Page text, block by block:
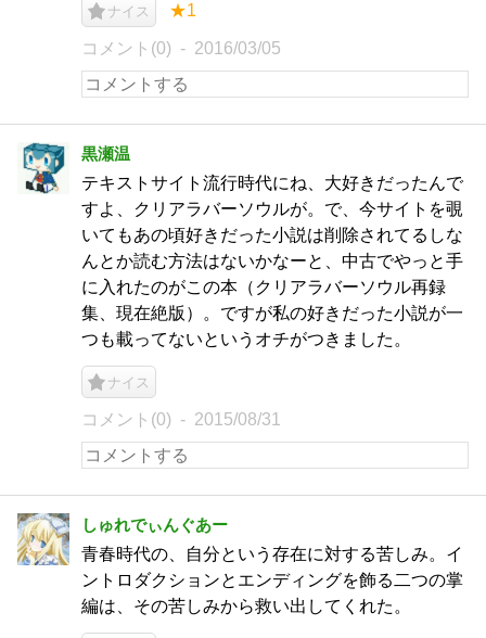
ナイス ★1
コメント(0) 2016/03/05
黒瀬温
テキストサイト流行時代にね、大好きだったんで
すよ、クリアラバーソウルが。で、今サイトを覗
いてもあの頃好きだった小説は削除されてるしな
んとか読む方法はないかなーと、中古でやっと手
に入れたのがこの本（クリアラバーソウル再録
集、現在絶版）。ですが私の好きだった小説が一
つも載ってないというオチがつきました。
ナイス
コメント(0) 2015/08/31
しゅれでぃんぐあー
青春時代の、自分という存在に対する苦しみ。イ
ントロダクションとエンディングを飾る二つの掌
編は、その苦しみから救い出してくれた。